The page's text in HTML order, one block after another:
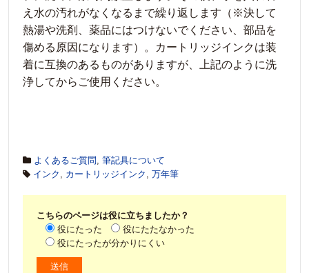
え水の汚れがなくなるまで繰り返します（※決して
熱湯や洗剤、薬品にはつけないでください、部品を
傷める原因になります）。カートリッジインクは装
着に互換のあるものがありますが、上記のように洗
浄してからご使用ください。
よくあるご質問, 筆記具について
インク , カートリッジインク , 万年筆
こちらのページは役に立ちましたか？
役にたった
役にたたなかった
役にたったが分かりにくい